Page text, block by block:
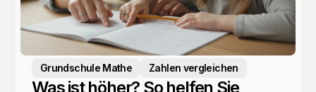
Grundschule Mathe Zahlen vergleichen
Was ist höher? So helfen Sie